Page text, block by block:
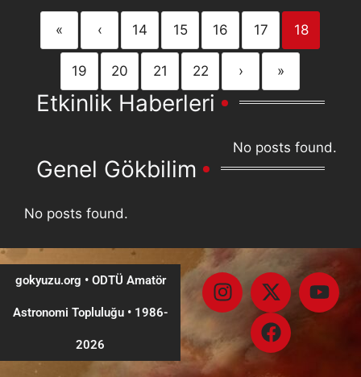
« ‹ 14 15 16 17 18
19 20 21 22 › »
Etkinlik Haberleri
No posts found.
Genel Gökbilim
No posts found.
gokyuzu.org • ODTÜ Amatör
Astronomi Topluluğu •1986-
2026